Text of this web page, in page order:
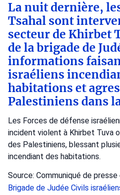
La nuit dernière,
Tsahal sont
secteur de Khirbet
de la brigade de
informations
israéliens
habitations et
Palestiniens dans
Les Forces de défense
incident violent à Khirbet Tuva
des Palestiniens, blessant
incendiant des habitations.
Source: Communiqué de presse
Brigade de Judée Civils